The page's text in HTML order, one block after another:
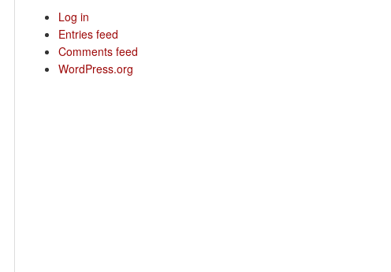
Log in
Entries feed
Comments feed
WordPress.org